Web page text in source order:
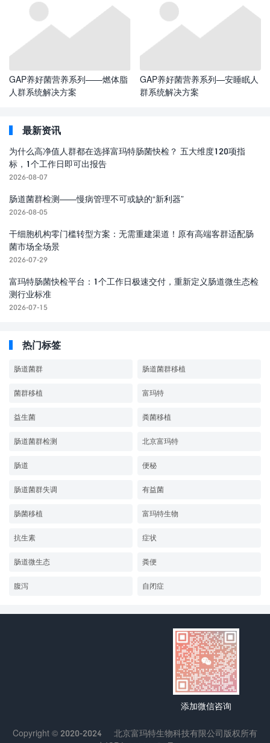
GAP养好菌营养系列——燃体脂
人群系统解决方案
GAP养好菌营养系列—安睡眠人
群系统解决方案
最新资讯
为什么高净值人群都在选择富玛特肠菌快检？ 五大维度120项指
标，1个工作日即可出报告
2026-08-07
肠道菌群检测——慢病管理不可或缺的“新利器”
2026-08-05
干细胞机构零门槛转型方案：无需重建渠道！原有高端客群适配肠
菌市场全场景
2026-07-29
富玛特肠菌快检平台：1个工作日极速交付，重新定义肠道微生态检
测行业标准
2026-07-15
热门标签
肠道菌群 肠道菌群移植
菌群移植 富玛特
益生菌 粪菌移植
肠道菌群检测 北京富玛特
肠道 便秘
肠道菌群失调 有益菌
肠菌移植 富玛特生物
抗生素 症状
肠道微生态 粪便
腹泻 自闭症
添加微信咨询
Copyright © 2020-2024 北京富玛特生物科技有限公司版权所有